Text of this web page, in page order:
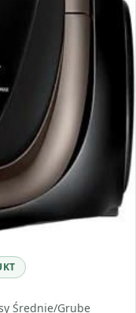
Średnie/Grube